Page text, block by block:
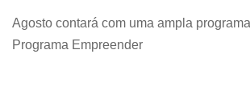
Agosto contará com uma ampla
Programa Empreender